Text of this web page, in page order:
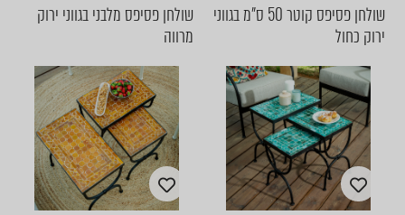
שולחן פסיפס קוטר 50 ס"מ בגווני
ירוק כחול
שולחן פסיפס מלבני בגווני ירוק
מרווה